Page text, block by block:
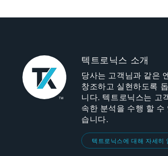
텍트로닉스 소개
당사는 고객님과 같은
창조하고 실현하도록
니다. 텍트로닉스는 고
속한 분석을 수행 할
습니다.
텍트로닉스에 대해 자세히